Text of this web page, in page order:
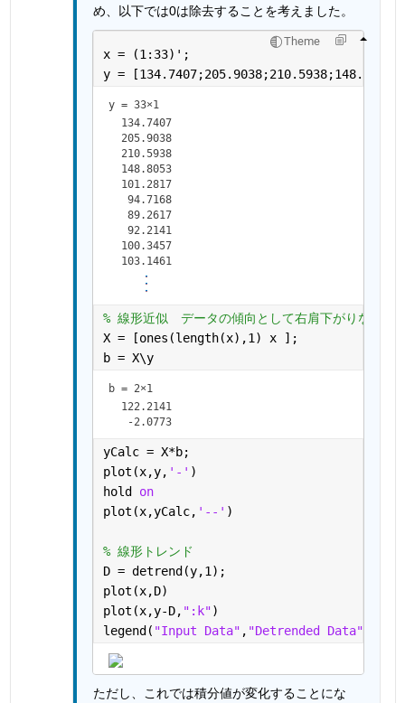
め、以下では0は除去することを考えました。
Theme
x = (1:33)';
y =
y = 33×1
  134.7407
  205.9038
  210.5938
  148.8053
  101.2817
   94.7168
   89.2617
   92.2141
  100.3457
% 線形近似　データの傾向として右肩下がりなのか
X = [ones(length(x),1) x ];
b = X\y
b = 2×1
  122.2141
   -2.0773
yCalc = X*b;
plot(x,y, '-' )
hold on
plot(x,yCalc, '--' )
% 線形トレンド
D = detrend(y,1);
plot(x,D)
plot(x,y-D, ":k")
legend( "Input Data" , "Detrended Data"
ただし、これでは積分値が変化することにな